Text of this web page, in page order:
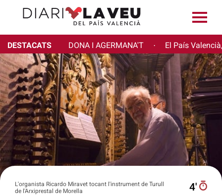
DESTACATS DONA I AGERMANA'T · El País
L'organista Ricardo Miravet tocant l'instrument de Turull
de l'Arxiprestal de Morella
4′